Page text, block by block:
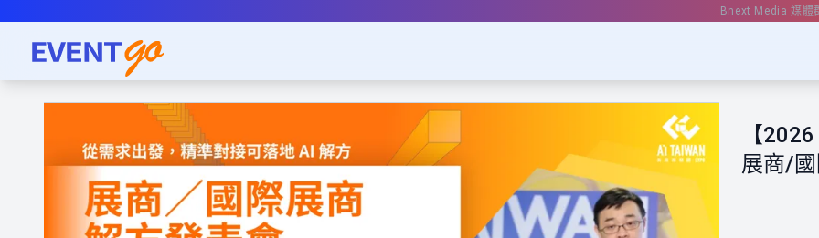
Bnext Media 媒體
【
展商/